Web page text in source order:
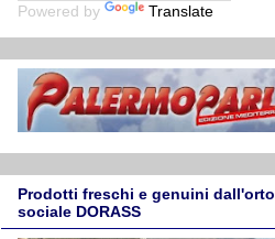
Powered by Translate
Prodotti freschi e genuini dall'orto
sociale DORASS